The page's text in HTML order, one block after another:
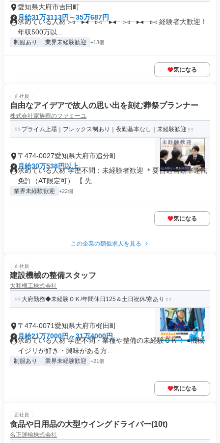
愛知県大府市吉田町
月給31万3113円～35万687円
求めている人材 ▹◃┄▸◂┄▹◃┄▸◂┄▹◃┄▸◂┄▹◃ 経験者大歓迎！
年収500万以...
制服あり 業界未経験歓迎 +13個
気になる
正社員
自由なアイデアで故人の思い出を刻む葬祭プランナー
株式会社家族葬のファミーユ
プライム上場｜フレックス制あり｜夜勤基本なし｜未経験歓迎
〒474-0027愛知県大府市追分町
月給30万538円以上
求めている人材 学歴不問：未経験者歓迎 ＊要普通自動車運転
免許（AT限定可） 【 先...
業界未経験歓迎 +22個
気になる
この企業の類似求人を見る
正社員
建設機械の整備スタッフ
大和機工株式会社
大府勤務◆未経験ＯＫ/年間休日125＆土日祝休/寮あり
〒474-0071愛知県大府市梶田町
月給21万7000円～31万4000円
求めている人材 学歴不問・業種や整備の未経験ＯＫ！ ●機械
イジリが好き・興味がある方...
制服あり 業界未経験歓迎 +21個
気になる
正社員
食品や日用品の大型ウイングドライバー(10t)
名正運輸株式会社